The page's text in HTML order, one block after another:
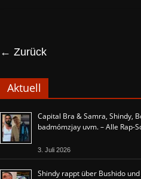
← Zurück
Aktuell
Capital Bra & Samra, Shindy,
badmómzjay uvm. – Alle Rap-
3. Juli 2026
Shindy rappt über Bushido